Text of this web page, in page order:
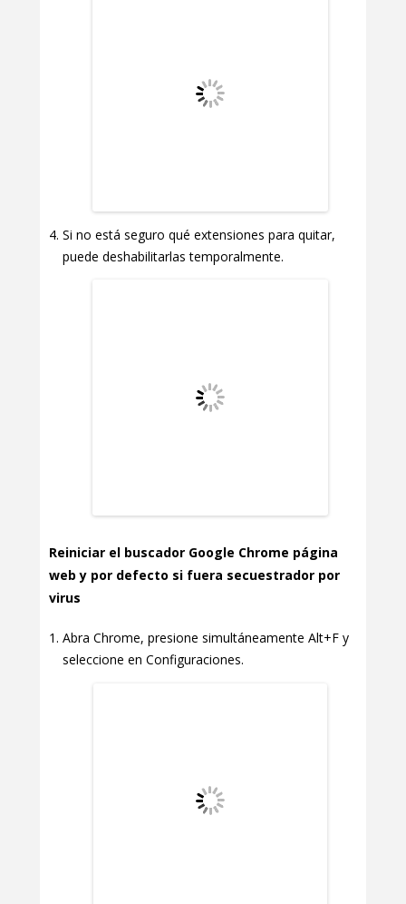
Si no está seguro qué extensiones para quitar,
puede deshabilitarlas temporalmente.
Reiniciar el buscador Google Chrome página
web y por defecto si fuera secuestrador por
virus
Abra Chrome, presione simultáneamente Alt+F y
seleccione en Configuraciones.